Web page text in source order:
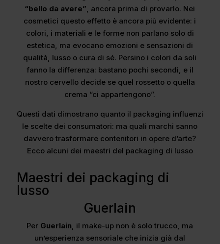
“bello da avere”, ancora prima di provarlo. Nei
cosmetici questo effetto è ancora più evidente: i
colori, i materiali e le forme non parlano solo di
estetica, ma evocano emozioni e sensazioni di
qualità, lusso o cura di sé. Persino i colori da soli
fanno la differenza: bastano pochi secondi, e il
nostro cervello decide se quel rossetto o quella
crema “ci appartengono”.
Questi dati dimostrano quanto il packaging influenzi
le scelte dei consumatori: ma quali marchi sanno
davvero trasformare contenitori in opere d’arte?
Ecco alcuni dei maestri del packaging di lusso
Maestri dei packaging di
lusso
Guerlain
Per Guerlain, il make-up non è solo trucco, ma
un’esperienza sensoriale che inizia già dal